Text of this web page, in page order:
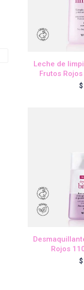
Leche de
Frutos
$
Rojos
$